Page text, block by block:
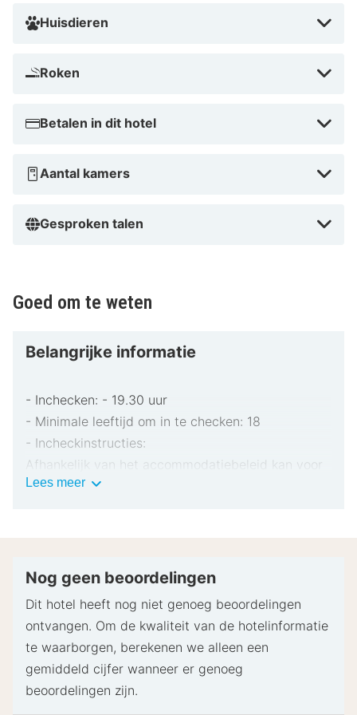
km van Serfaus-Fiss-Ladis en op 47,1 km van Aqua
Dome.
Dicht bij Halfpipe
Huisdieren
Roken
Betalen in dit hotel
Aantal kamers
Gesproken talen
Goed om te weten
Belangrijke informatie
- Inchecken: - 19.30 uur
- Minimale leeftijd om in te checken: 18
- Incheckinstructies:
Afhankelijk van het accommodatiebeleid kan voor
extra personen een toeslag in rekening worden
pinpas of borgsom in contanten te verstrekken
Speciale verzoeken worden onder voorbehoud van
beschikbaarheid bij het inchecken ingewilligd.
Hiervoor kunnen extra kosten in rekening worden
gebracht. Speciale verzoeken kunnen niet worden
gegarandeerd.
Lees meerBelangrijke
Nog geen beoordelingen
Dit hotel heeft nog niet genoeg beoordelingen
ontvangen. Om de kwaliteit van de hotelinformatie
te waarborgen, berekenen we alleen een
gemiddeld cijfer wanneer er genoeg
beoordelingen zijn.